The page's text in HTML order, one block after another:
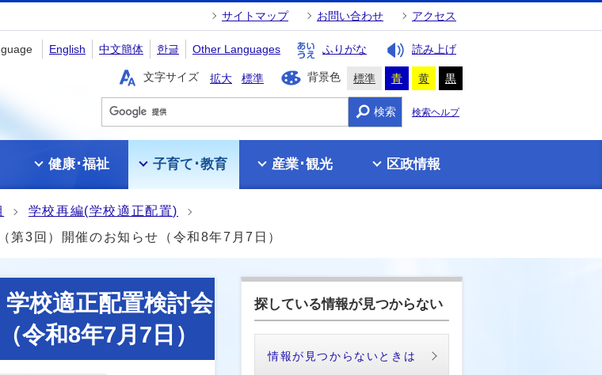
サイトマップ お問い合わせ アクセス
English 中文簡体 한글 Other Languages ふりがな 読み上げ
文字サイズ 拡大 標準 背景色 標準 青 黄 黒
検索 検索ヘルプ
健康･福祉 子育て･教育 産業･観光 区政情報
学校再編(学校適正配置)
3回）開催のお知らせ（令和8年7月7日）
校適正配置検討会
令和8年7月7日）
探している情報が見つからない
情報が見つからないときは